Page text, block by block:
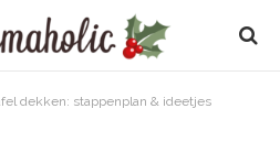
dekken: stappenplan & ideetjes